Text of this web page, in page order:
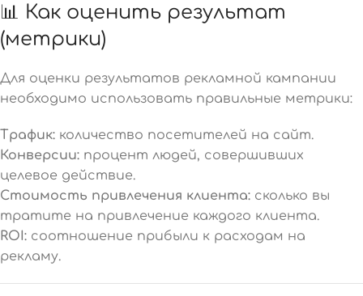
📊 Как оценить результат
(метрики)
Для оценки результатов рекламной кампании
необходимо использовать правильные метрики:
Трафик: количество посетителей на сайт.
Конверсии: процент людей, совершивших
целевое действие.
Стоимость привлечения клиента: сколько вы
тратите на привлечение каждого клиента.
ROI: соотношение прибыли к расходам на
рекламу.